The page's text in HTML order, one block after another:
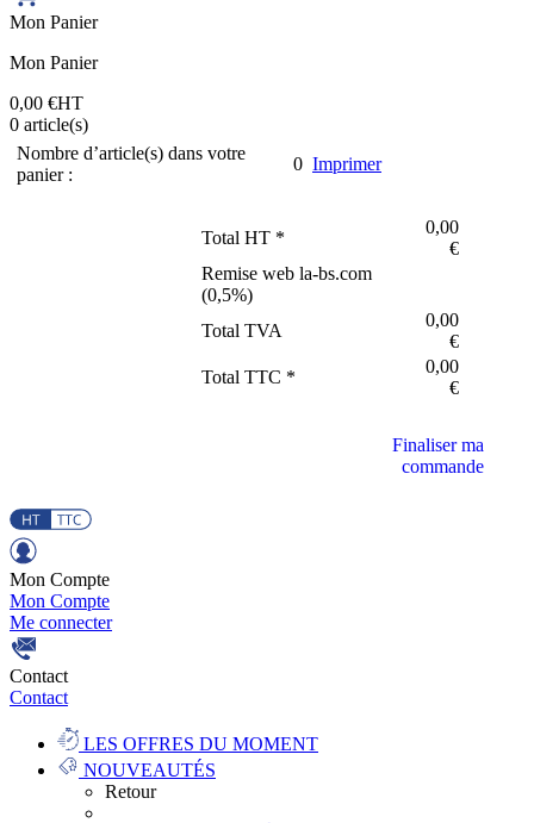
Mon Panier
Mon Panier
0,00 €HT
0 article(s)
Nombre d’article(s) dans votre
panier :
0 Imprimer
Total HT *
0,00
€
Remise web la-bs.com
(0,5%)
Total TVA
0,00
€
Total TTC *
0,00
€
Finaliser ma
commande
Mon Compte
Mon Compte
Me connecter
Contact
Contact
LES OFFRES DU MOMENT
NOUVEAUTÉS
Retour